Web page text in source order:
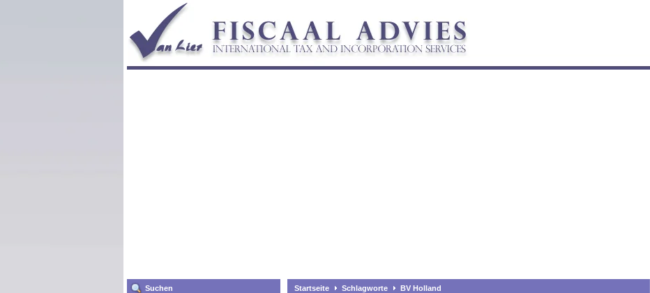
Suchen Startseite Schlagworte BV Holland